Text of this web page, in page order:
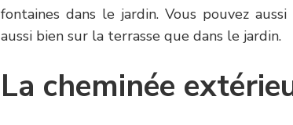
fontaines dans le jardin. Vous pouvez
aussi bien sur la terrasse que dans le jardin.
La cheminée